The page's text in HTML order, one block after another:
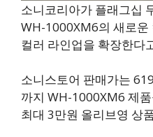
소니코리아가 플래그십
WH-1000XM6의 새로운
컬러 라인업을 확장한다
소니스토어 판매가는
까지 WH-1000XM6 제
최대 3만원 올리브영 상